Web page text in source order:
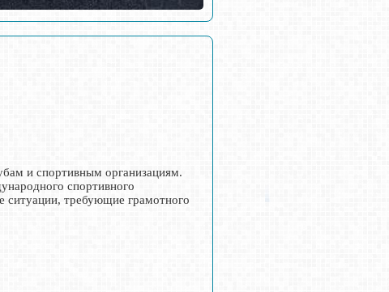
и спортивным организациям.
спортивного
ситуации, требующие грамотного